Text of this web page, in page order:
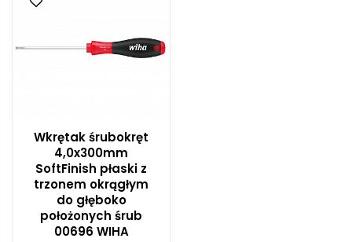
Wkrętak śrubokręt
4,0x300mm
SoftFinish płaski z
trzonem okrągłym
do głęboko
położonych śrub
00696 WIHA